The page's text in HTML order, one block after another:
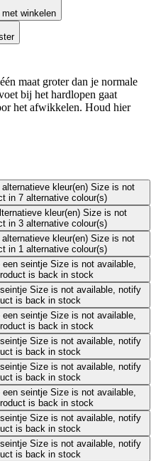
winkelen
maat groter dan je normale
bij het hardlopen gaat
het afwikkelen. Houd hier
kleur(en) Size is not
in 7 alternative colour(s)
kleur(en) Size is not
in 3 alternative colour(s)
kleur(en) Size is not
in 1 alternative colour(s)
een seintje Size is not available,
is back in stock
Size is not available, notify
is back in stock
een seintje Size is not available,
is back in stock
Size is not available, notify
is back in stock
Size is not available, notify
is back in stock
een seintje Size is not available,
is back in stock
Size is not available, notify
is back in stock
Size is not available, notify
is back in stock